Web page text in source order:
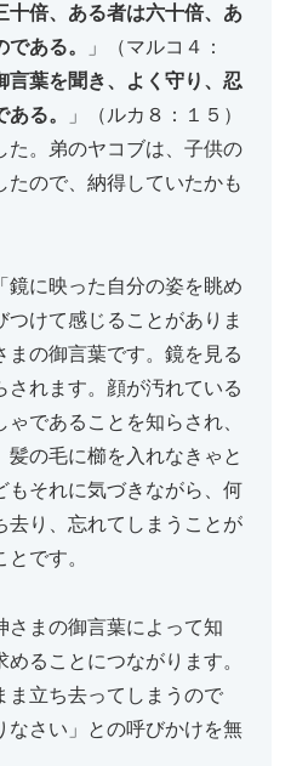
十倍、ある者は六十倍、あ
ある。
」（マルコ４：
言葉を聞き、よく守り、忍
る。
」（ルカ８：１５）
た。弟のヤコブは、子供の
たので、納得していたかも
に映った自分の姿を眺め
けて感じることがありま
まの御言葉です。鏡を見る
されます。顔が汚れている
であることを知らされ、
髪の毛に櫛を入れなきゃと
もそれに気づきながら、何
去り、忘れてしまうことが
とです。
さまの御言葉によって知
ることにつながります。
ま立ち去ってしまうので
なさい」との呼びかけを無